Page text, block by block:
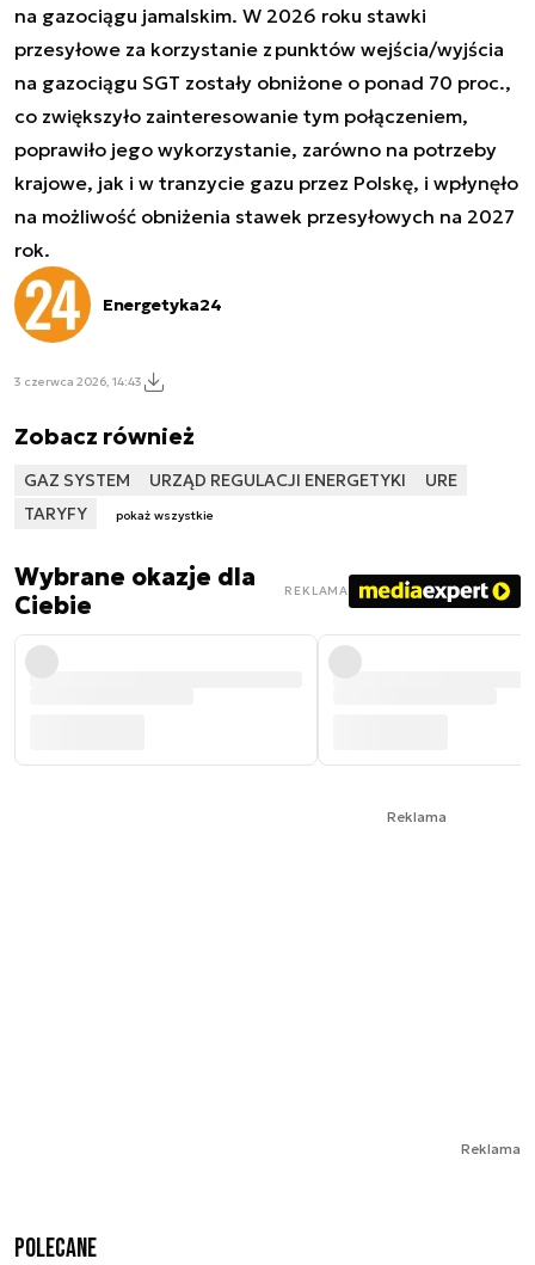
na gazociągu jamalskim. W 2026 roku stawki
przesyłowe za korzystanie z punktów wejścia/wyjścia
na gazociągu SGT zostały obniżone o ponad 70 proc.,
co zwiększyło zainteresowanie tym połączeniem,
poprawiło jego wykorzystanie, zarówno na potrzeby
krajowe, jak i w tranzycie gazu przez Polskę, i wpłynęło
na możliwość obniżenia stawek przesyłowych na 2027
rok.
Energetyka24
3 czerwca 2026, 14:43
Zobacz również
GAZ SYSTEM URZĄD REGULACJI ENERGETYKI
URE
TARYFY
pokaż wszystkie
Wybrane okazje dla
Ciebie
REKLAMA
Reklama
Reklama
Polecane